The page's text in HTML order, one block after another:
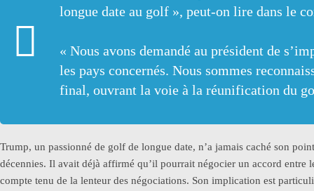
longue date au golf », peut-on lire dans le
« Nous avons demandé au président de
les pays concernés. Nous sommes
final, ouvrant la voie à la réunification du
Trump, un passionné de golf de longue date, n’a jamais caché son
décennies. Il avait déjà affirmé qu’il pourrait négocier un accord
compte tenu de la lenteur des négociations. Son implication est